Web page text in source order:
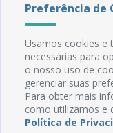
Rua do
CEP: 58.280-
Fone:
Email:
Expediente:
Preferência de
Usamos cookies e
necessárias para
o nosso uso de
gerenciar suas
Para obter mais
como utilizamos e
Política de